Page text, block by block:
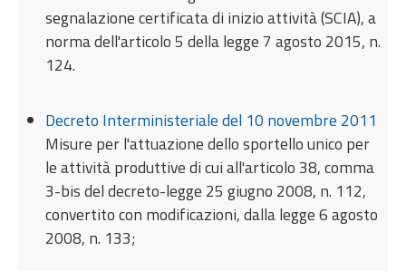
segnalazione certificata di inizio attività (SCIA), a
norma dell'articolo 5 della legge 7 agosto 2015, n.
124.
Decreto Interministeriale del 10 novembre 2011
Misure per l'attuazione dello sportello unico per
le attività produttive di cui all'articolo 38, comma
3-bis del decreto-legge 25 giugno 2008, n. 112,
convertito con modificazioni, dalla legge 6 agosto
2008, n. 133;